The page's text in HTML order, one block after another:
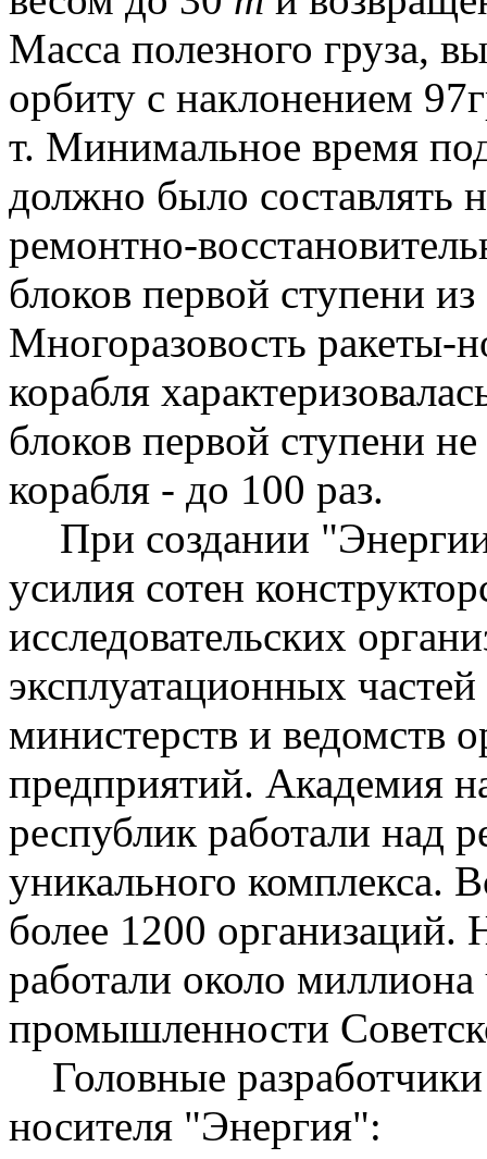
Масса полезного груза,
орбиту с наклонением
т. Минимальное время
должно было составлять
ремонтно-
блоков первой ступени
Многоразовость ракеты-
корабля
блоков первой ступени
корабля - до 100 раз.
При создании
усилия сотен
исследовательских
эксплуатационных
министерств и ведомств
предприятий. Академия
республик работали над
уникального комплекса.
более 1200 организаций.
работали около миллиона
промышленности
Головные разработчики
носителя "Энергия":